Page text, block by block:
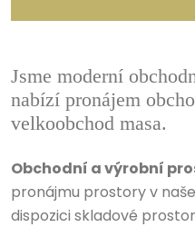
Jsme moderní
nabízí pronájem
velkoobchod masa.
Obchodní a výrobní
pronájmu prostory v
dispozici skladové